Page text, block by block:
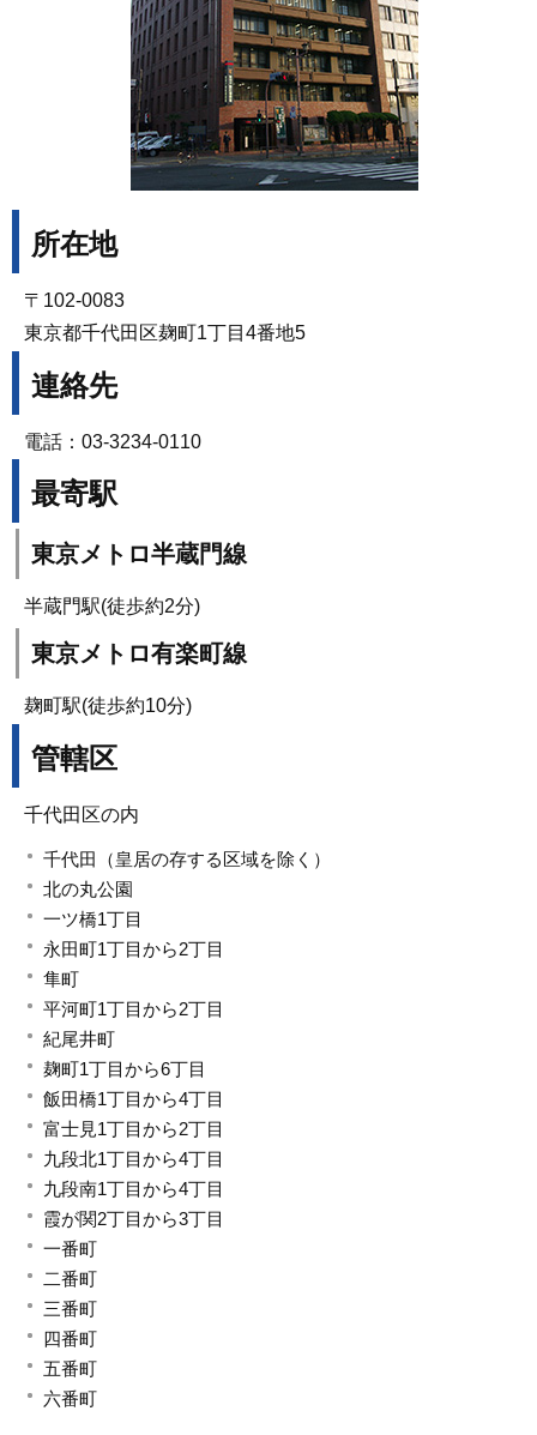
所在地
〒102-0083
東京都千代田区麹町1丁目4番地5
連絡先
電話：03-3234-0110
最寄駅
東京メトロ半蔵門線
半蔵門駅(徒歩約2分)
東京メトロ有楽町線
麹町駅(徒歩約10分)
管轄区
千代田区の内
千代田（皇居の存する区域を除く）
北の丸公園
一ツ橋1丁目
永田町1丁目から2丁目
隼町
平河町1丁目から2丁目
紀尾井町
麹町1丁目から6丁目
飯田橋1丁目から4丁目
富士見1丁目から2丁目
九段北1丁目から4丁目
九段南1丁目から4丁目
霞が関2丁目から3丁目
一番町
二番町
三番町
四番町
五番町
六番町